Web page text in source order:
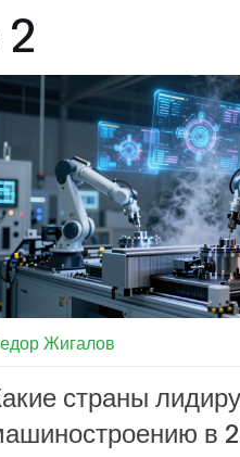
Жигалов
страны
в